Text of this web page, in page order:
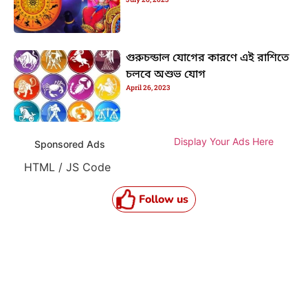
গুরুচন্ডাল যোগের কারণে এই রাশিতে
চলবে অশুভ যোগ
April 26, 2023
Sponsored Ads Display Your Ads Here
HTML / JS Code
Follow us